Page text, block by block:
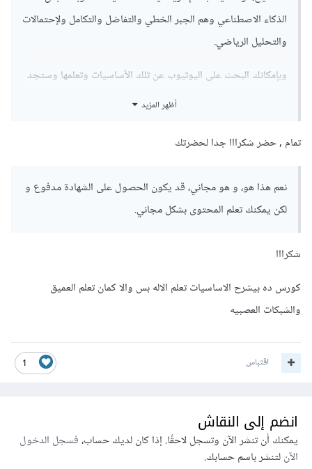
الذكاء الاصطناعي وهم الجبر الخطي والتفاضل والتكامل ولإحتمالات
والتحليل الرياضي.
وبإمكانك البحث على اليوتيوب عن تلك الأساسيات وتعلمها وستجد
Education )، وتستطيع البحث على اليوتيوب عن دورات للذكاء
صعوبة في الإنجليزية لكن الدورات الإنجليزية أفضل بالطبع
ومنها
أظهر المزيد
تمام , حضر شكرااا جدا لحضرتك
نعم هذا هو، و هو مجاني، قد يكون الحصول على الشهادة مدفوع و
لكن يمكنك تعلم المحتوى بشكل مجاني.
شكرااا
كورس ده بيشرح الاساسيات تعلم الاله بس والا كمان تعلم العميق
والشبكات العصبيه
1 اقتباس
انضم إلى النقاش
يمكنك أن تنشر الآن وتسجل لاحقًا. إذا كان لديك حساب،فسجل الدخول
الآنلتنشر باسم حسابك.